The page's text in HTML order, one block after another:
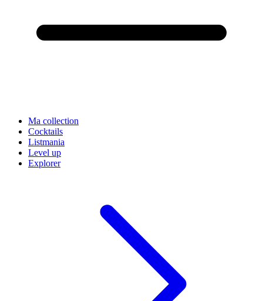
Ma collection
Cocktails
Listmania
Level up
Explorer